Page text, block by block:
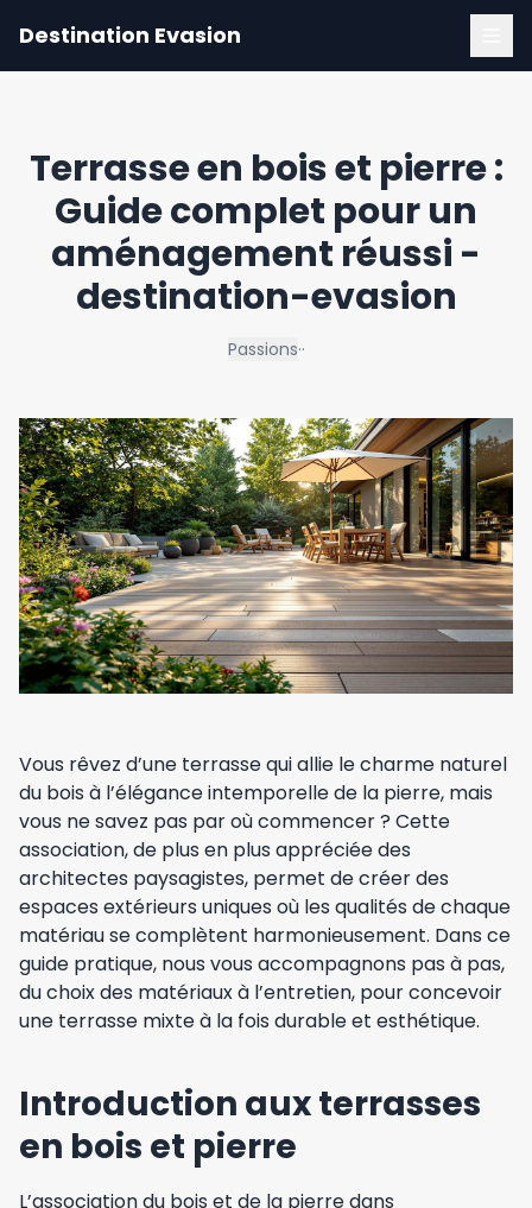
Destination Evasion
Terrasse en bois et pierre :
Guide complet pour un
aménagement réussi -
destination-evasion
Passions··
Vous rêvez d’une terrasse qui allie le charme naturel
du bois à l’élégance intemporelle de la pierre, mais
vous ne savez pas par où commencer ? Cette
association, de plus en plus appréciée des
architectes paysagistes, permet de créer des
espaces extérieurs uniques où les qualités de chaque
matériau se complètent harmonieusement. Dans ce
guide pratique, nous vous accompagnons pas à pas,
du choix des matériaux à l’entretien, pour concevoir
une terrasse mixte à la fois durable et esthétique.
Introduction aux terrasses
en bois et pierre
L’association du bois et de la pierre dans